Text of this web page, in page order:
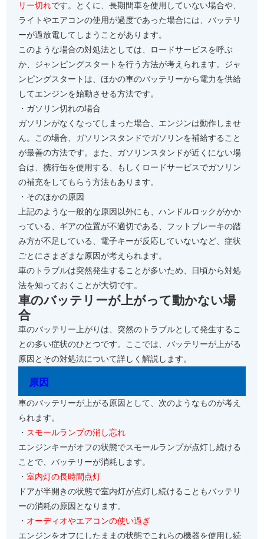
リー切れです。とくに、長期間車を使用していない場合や、
ライトやエアコンの使用が過度であった場合には、バッテリ
ーが過放電してしまうことがあります。
このような場合の対処法としては、ロードサービスを呼ぶ
か、ジャンピングスタートを行う方法が考えられます。ジャ
ンピングスタートは、ほかの車のバッテリーから電力を供給
してエンジンを始動させる方法です。
・ガソリン切れの場合
ガソリンがなくなってしまった場合、エンジンは動作しませ
ん。この場合、ガソリンスタンドでガソリンを補給すること
が最善の方法です。また、ガソリンスタンドが近くにない場
合は、携行缶を使用する、もしくロードサービスでガソリン
の補充をしてもらう方法もあります。
・そのほかの原因
上記のような一般的な原因以外にも、ハンドルロックがかか
っている、ギアの位置が不適切である、フットブレーキの踏
み方が不足している、電子キーが反応していないなど、症状
ごとにさまざまな原因が考えられます。
車のトラブルは突然発生することが多いため、日頃から対処
法を知っておくことが大切です。
車のバッテリーが上がって動かない場
合
車のバッテリー上がりは、突然のトラブルとして発生するこ
との多い症状のひとつです。ここでは、バッテリーが上がる
原因とその対処法について詳しく解説します。
原因
車のバッテリーが上がる原因として、次のようなものが考え
られます。
・ スモールランプの消し忘れ
エンジンキーがオフの状態でスモールランプが点灯し続ける
ことで、バッテリーが消耗します。
・室内灯の長時間点灯
ドアが半開きの状態で室内灯が点灯し続けることもバッテリ
ーの消耗の原因となります。
・ オーディオやエアコンの使い過ぎ
エンジンをオフにしたままの状態でこれらの機器を使用し続